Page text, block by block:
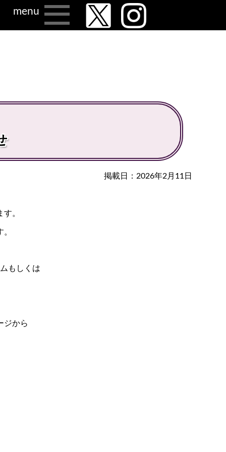
menu
掲載日：2026年2月11日
。
もしくは
ジから